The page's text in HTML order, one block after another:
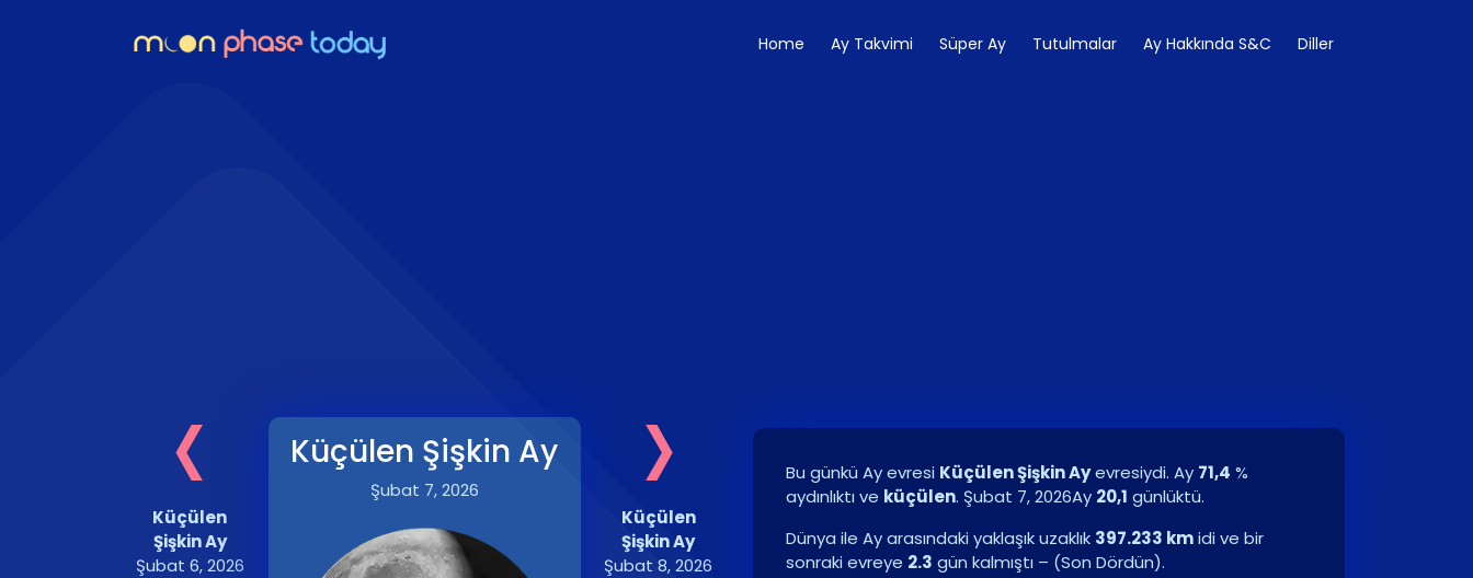
Home Ay Takvimi Süper Ay Tutulmalar Ay Hakkında S&C Diller
‹
Küçülen
Şişkin Ay
Şubat 6, 2026
Küçülen Şişkin Ay
Şubat 7, 2026 ›
Küçülen
Şişkin Ay
Şubat 8, 2026
Bu günkü Ay evresi Küçülen Şişkin Ayevresiydi. Ay 71,4 %
aydınlıktı ve küçülen. Şubat 7, 2026Ay 20,1 günlüktü.
Dünya ile Ay arasındaki yaklaşık uzaklık 397.233 kmidi ve bir
sonraki evreye 2.3 gün kalmıştı – (Son Dördün).